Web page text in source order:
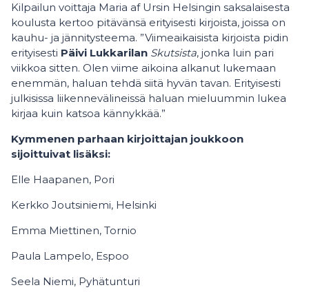
Kilpailun voittaja Maria af Ursin Helsingin saksalaisesta
koulusta kertoo pitävänsä erityisesti kirjoista, joissa on
kauhu- ja jännitysteema. ”Viimeaikaisista kirjoista pidin
erityisesti Päivi Lukkarilan Skutsista, jonka luin pari
viikkoa sitten. Olen viime aikoina alkanut lukemaan
enemmän, haluan tehdä siitä hyvän tavan. Erityisesti
julkisissa liikennevälineissä haluan mieluummin lukea
kirjaa kuin katsoa kännykkää.”
Kymmenen parhaan kirjoittajan joukkoon
sijoittuivat lisäksi:
Elle Haapanen, Pori
Kerkko Joutsiniemi, Helsinki
Emma Miettinen, Tornio
Paula Lampelo, Espoo
Seela Niemi, Pyhätunturi